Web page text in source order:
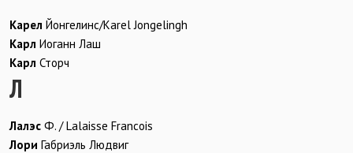
Карел Йонгелинс/Karel Jongelingh
Карл Иоганн Лаш
Карл Сторч
Л
Лалэс Ф. / Lalaisse Francois
Лори Габриэль Людвиг